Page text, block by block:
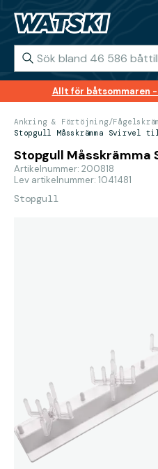
Allt för båtsommaren
Ankring & Förtöjning/
Stopgull Måsskrämma Svirvel
Stopgull Måsskrämma
Artikelnummer: 200818
Lev artikelnummer: 1041481
Stopgull